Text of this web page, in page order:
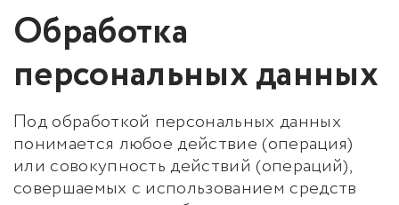
Обработка
персональных данных
Под обработкой персональных данных
понимается любое действие (операция)
или совокупность действий (операций),
совершаемых с использованием средств